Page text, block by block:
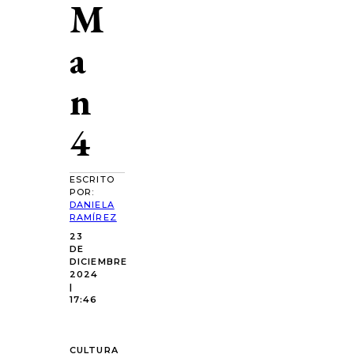
M
a
n
4
ESCRITO
POR:
DANIELA
RAMÍREZ
23
DE
DICIEMBRE
2024
|
17:46
CULTURA